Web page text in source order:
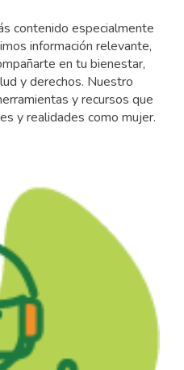
contenido especialmente
información relevante,
en tu bienestar,
y derechos. Nuestro
y recursos que
y realidades como mujer.